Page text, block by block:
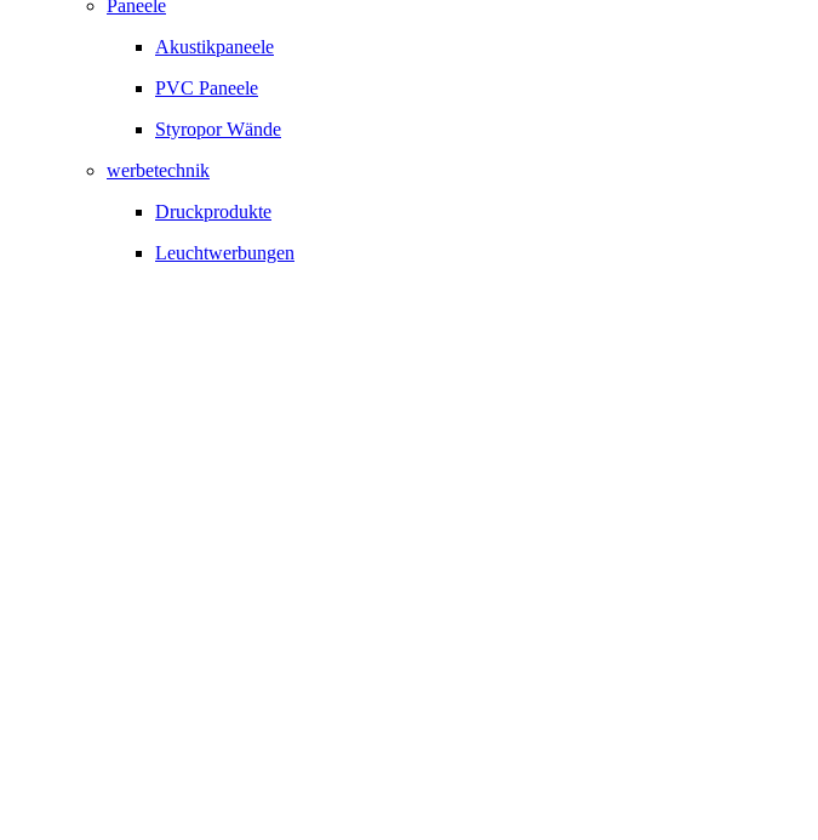
Paneele
Akustikpaneele
PVC Paneele
Styropor Wände
werbetechnik
Druckprodukte
Leuchtwerbungen